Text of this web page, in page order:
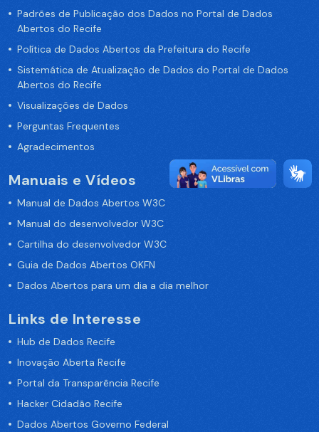
Padrões de Publicação dos Dados no Portal de Dados
Abertos do Recife
Política de Dados Abertos da Prefeitura do Recife
Sistemática de Atualização de Dados do Portal de Dados
Abertos do Recife
Visualizações de Dados
Perguntas Frequentes
Agradecimentos
Manuais e Vídeos
Manual de Dados Abertos W3C
Manual do desenvolvedor W3C
Cartilha do desenvolvedor W3C
Guia de Dados Abertos OKFN
Dados Abertos para um dia a dia melhor
Links de Interesse
Hub de Dados Recife
Inovação Aberta Recife
Portal da Transparência Recife
Hacker Cidadão Recife
Dados Abertos Governo Federal